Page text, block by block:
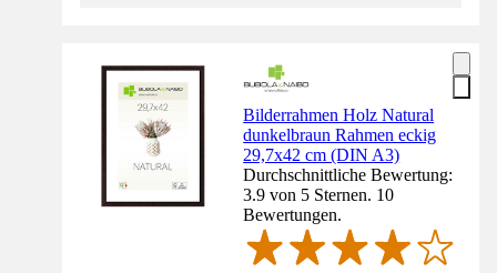
Bilderrahmen Holz Natural
dunkelbraun Rahmen eckig
29,7x42 cm (DIN A3)
Durchschnittliche Bewertung:
3.9 von 5 Sternen. 10
Bewertungen.